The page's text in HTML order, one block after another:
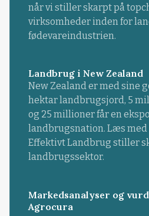
når vi stiller skarpt på
virksomheder inden for
fødevareindustrien.
Landbrug i New Zealand
New Zealand er med sine
hektar landbrugsjord, 5
og 25 millioner får en
landbrugsnation. Læs med
Effektivt Landbrug stiller
landbrugssektor.
Markedsanalyser og
Agrocura